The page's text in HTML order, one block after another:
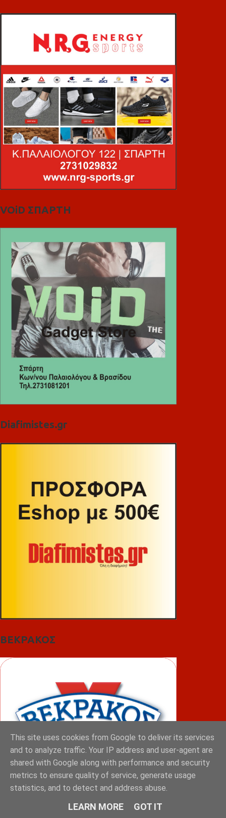
VOiD ΣΠΑΡΤΗ
Diafimistes.gr
ΒΕΚΡΑΚΟΣ
This site uses cookies from Google to deliver its services
and to analyze traffic. Your IP address and user-agent are
shared with Google along with performance and security
metrics to ensure quality of service, generate usage
statistics, and to detect and address abuse.
LEARN MORE GOT IT